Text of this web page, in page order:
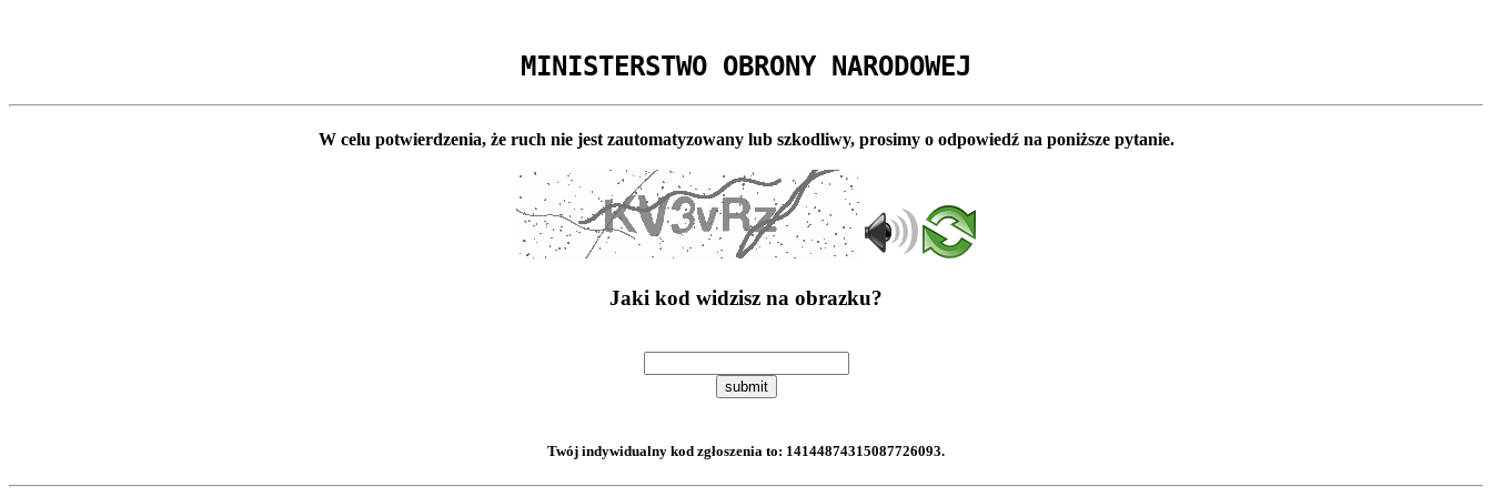
MINISTERSTWO OBRONY NARODOWEJ
W celu potwierdzenia, że ruch nie jest zautomatyzowany lub szkodliwy, prosimy o odpowiedź na poniższe pytanie.
Jaki kod widzisz na obrazku?
submit
Twój indywidualny kod zgłoszenia to: 14144874315087726093.